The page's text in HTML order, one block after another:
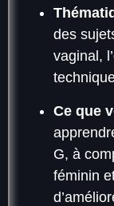
des
vaginal,
Ce que
G, à
féminin